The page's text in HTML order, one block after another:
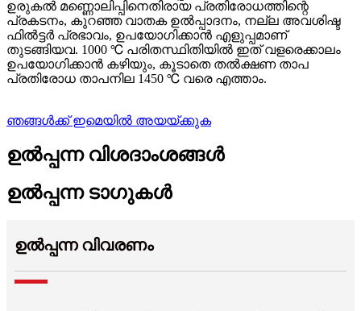
ഉരുകൽ മണ്ണൊലിപ്പിനെതിരായ പ്രതിരോധത്തിന്റെ
പ്രകടനം, കുറഞ്ഞ വാതക ഉൽപ്പാദനം, നല്ല അവശിഷ്ട
ഫിൽട്ടർ പ്രഭാവം, ഉപയോഗിക്കാൻ എളുപ്പമാണ്
തുടങ്ങിയവ. 1000 ℃ പരിതസ്ഥിതിയിൽ ഇത് വളരെക്കാലം
ഉപയോഗിക്കാൻ കഴിയും, കൂടാതെ തൽക്ഷണ താപ
പ്രതിരോധ താപനില 1450 ℃ വരെ എത്താം.
ഞങ്ങൾക്ക് ഇമെയിൽ അയയ്ക്കുക
ഉൽപ്പന്ന വിശദാംശങ്ങൾ
ഉൽപ്പന്ന ടാഗുകൾ
ഉൽപ്പന്ന വിവരണം